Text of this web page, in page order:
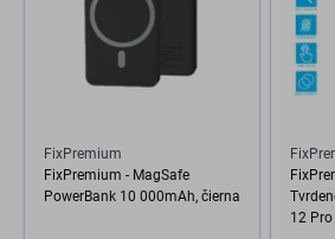
FixPremium
FixPremium - MagSafe
PowerBank 10 000mAh, čierna
12 Pro